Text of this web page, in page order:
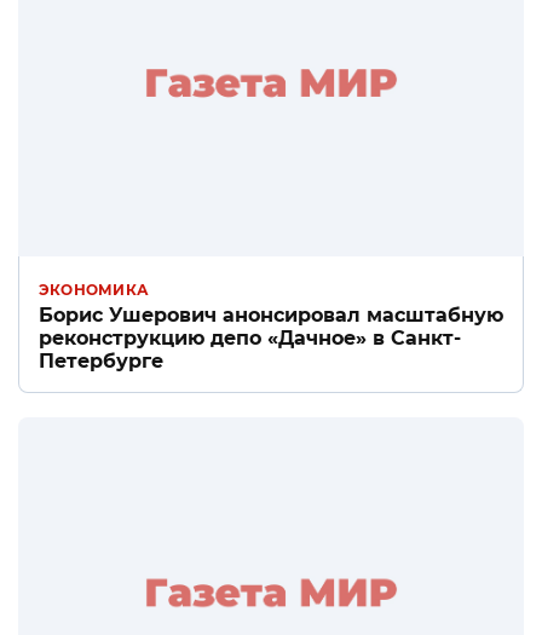
ЭКОНОМИКА
Борис Ушерович анонсировал масштабную
реконструкцию депо «Дачное» в Санкт-
Петербурге